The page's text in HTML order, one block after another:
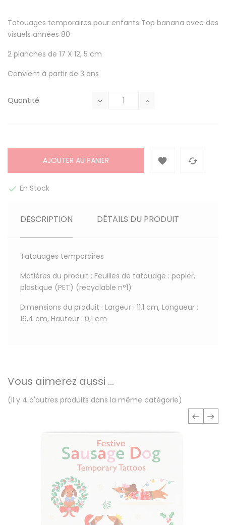
Tatouages temporaires pour enfants Top banana avec des
visuels années 80
2 planches de 17 X 12, 5 cm
Convient à partir de 3 ans
Quantité
AJOUTER AU PANIER  
 En Stock
DESCRIPTION DÉTAILS DU PRODUIT
Tatouages temporaires
Matières du produit : Feuilles de tatouage : papier,
plastique (PET) (recyclable n°1)
Dimensions du produit : Largeur : 11,1 cm, Longueur :
16,4 cm, Hauteur : 0,1 cm
Vous aimerez aussi ...
(Il y 4 d'autres produits dans la même catégorie)